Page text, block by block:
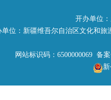
响了警钟，
全事故发生
游发展环境
的精神风貌
开办单位
单位：新疆维吾尔自治区文化和
网站标识码：6500000069 备